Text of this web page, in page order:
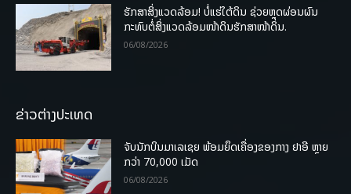
ຮັກສາສິ່ງແວດລ້ອມ! ບໍ່ແຮ່ໃຕ້ດິນ ຊ່ວຍຫຼຸດຜ່ອນຜົນ
ກະທົບຕໍ່ສິ່ງແວດລ້ອມໜ້າດິນຮັກສາໜ້າດິນ.
06/08/2026
ຂ່າວຕ່າງປະເທດ
ຈັບນັກບິນມາເລເຊຍ ພ້ອມຍຶດເຄື່ອງຂອງກາງ ຢາອີ ຫຼາຍ
ກວ່າ 70,000 ເມັດ
06/08/2026